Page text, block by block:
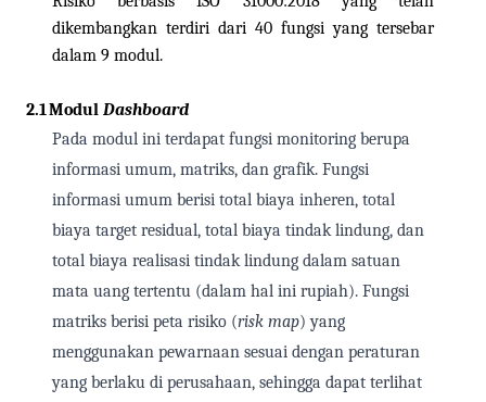
dikembangkan terdiri dari 40 fungsi yang tersebar
dalam 9 modul.
2.1Modul Dashboard
Pada modul ini terdapat fungsi monitoring berupa
informasi umum, matriks, dan grafik. Fungsi
informasi umum berisi total biaya inheren, total
biaya target residual, total biaya tindak lindung, dan
total biaya realisasi tindak lindung dalam satuan
mata uang tertentu (dalam hal ini rupiah). Fungsi
matriks berisi peta risiko (risk map) yang
menggunakan pewarnaan sesuai dengan peraturan
yang berlaku di perusahaan, sehingga dapat terlihat